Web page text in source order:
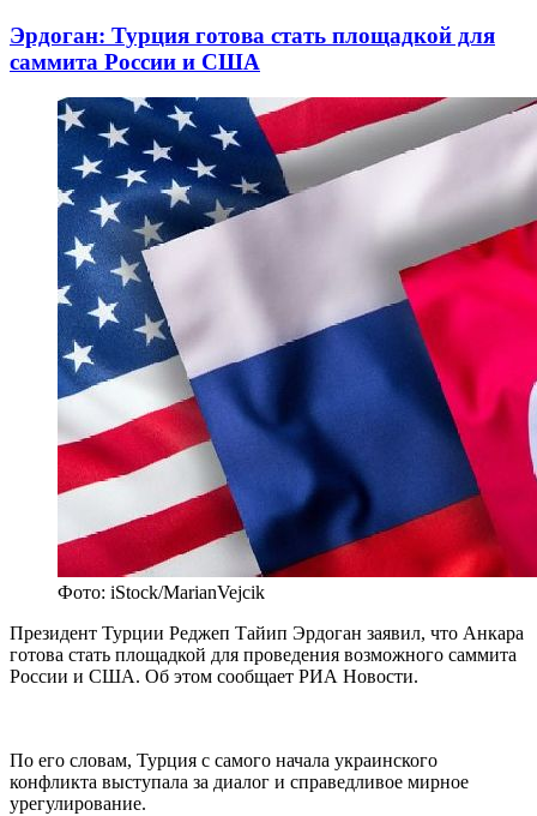
Эрдоган: Турция готова стать площадкой для
саммита России и США
Фото: iStock/MarianVejcik
Президент Турции Реджеп Тайип Эрдоган заявил, что Анкара
готова стать площадкой для проведения возможного саммита
России и США. Об этом сообщает РИА Новости.
По его словам, Турция с самого начала украинского
конфликта выступала за диалог и справедливое мирное
урегулирование.